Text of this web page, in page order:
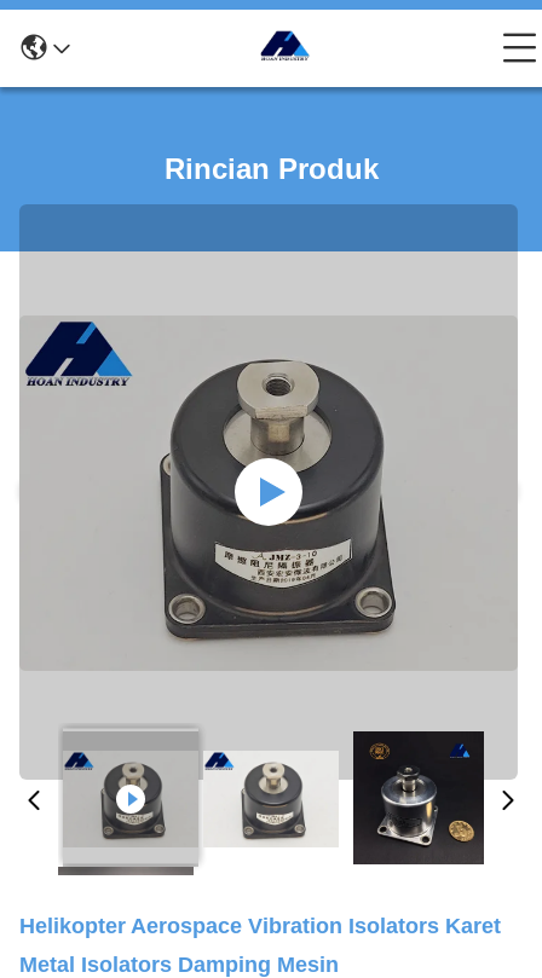
Rincian Produk
Helikopter Aerospace Vibration Isolators Karet
Metal Isolators Damping Mesin